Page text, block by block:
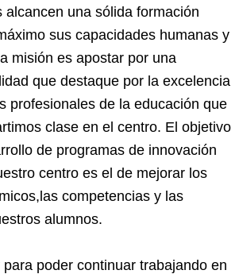
alcancen una sólida formación
sus capacidades humanas y
misión es apostar por una
que destaque por la excelencia
profesionales de la educación que
clase en el centro. El objetivo
de programas de innovación
centro es el de mejorar los
competencias y las
alumnos.
poder continuar trabajando en